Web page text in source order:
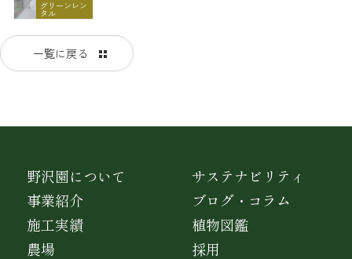
グリーンレン
タル
一覧に戻る
野沢園について
事業紹介
施工実績
農場
サステナビリティ
ブログ・コラム
植物図鑑
採用